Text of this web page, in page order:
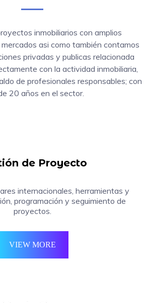
inmobiliarios con amplios
asi como también contamos
privadas y publicas relacionada
con la actividad inmobiliaria,
de profesionales responsables; con
20 años en el sector.
de Proyecto
internacionales, herramientas y
programación y seguimiento de
proyectos.
VIEW MORE